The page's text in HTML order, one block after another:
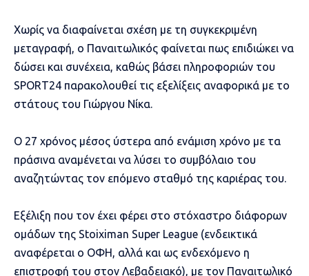
Χωρίς να διαφαίνεται σχέση με τη συγκεκριμένη
μεταγραφή, ο Παναιτωλικός φαίνεται πως επιδιώκει να
δώσει και συνέχεια, καθώς βάσει πληροφοριών του
SPORT24 παρακολουθεί τις εξελίξεις αναφορικά με το
στάτους του Γιώργου Νίκα.
O 27 χρόνος μέσος ύστερα από ενάμιση χρόνο με τα
πράσινα αναμένεται να λύσει το συμβόλαιο του
αναζητώντας τον επόμενο σταθμό της καριέρας του.
Εξέλιξη που τον έχει φέρει στο στόχαστρο διάφορων
ομάδων της Stoiximan Super League (ενδεικτικά
αναφέρεται ο ΟΦΗ, αλλά και ως ενδεχόμενο η
επιστροφή του στον Λεβαδειακό), με τον Παναιτωλικό